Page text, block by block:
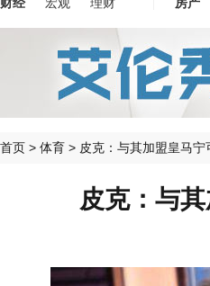
首页 > 体育 > 皮克：与其加盟皇马
皮克：与